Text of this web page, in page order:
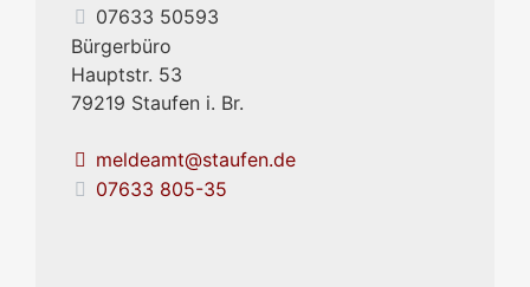
07633 50593
Bürgerbüro
Hauptstr. 53
79219 Staufen i. Br.
meldeamt@staufen.de
07633 805-35